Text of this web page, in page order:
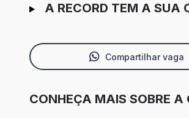
A RECORD TEM A SUA
Compartilhar vaga
CONHEÇA MAIS SOBRE A